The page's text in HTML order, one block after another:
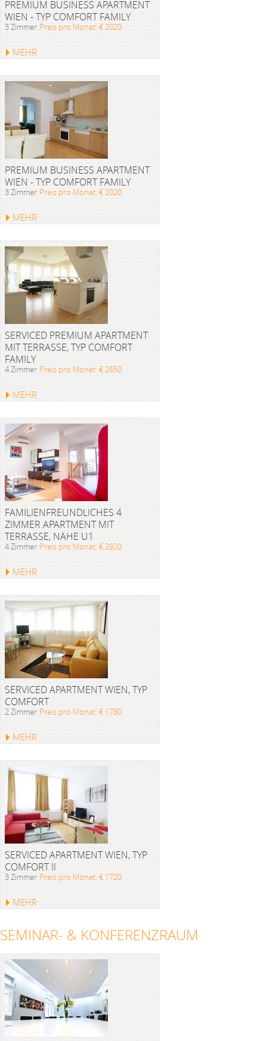
PREMIUM BUSINESS APARTMENT
WIEN - TYP COMFORT FAMILY
3 Zimmer Preis pro Monat: € 2020
MEHR
PREMIUM BUSINESS APARTMENT
WIEN - TYP COMFORT FAMILY
3 Zimmer Preis pro Monat: € 2020
MEHR
SERVICED PREMIUM APARTMENT
MIT TERRASSE, TYP COMFORT
FAMILY
4 Zimmer Preis pro Monat: € 2650
MEHR
FAMILIENFREUNDLICHES 4
ZIMMER APARTMENT MIT
TERRASSE, NÄHE U1
4 Zimmer Preis pro Monat: € 2920
MEHR
SERVICED APARTMENT WIEN, TYP
COMFORT
2 Zimmer Preis pro Monat: € 1780
MEHR
SERVICED APARTMENT WIEN, TYP
COMFORT II
3 Zimmer Preis pro Monat: € 1720
MEHR
SEMINAR- & KONFERENZRAUM